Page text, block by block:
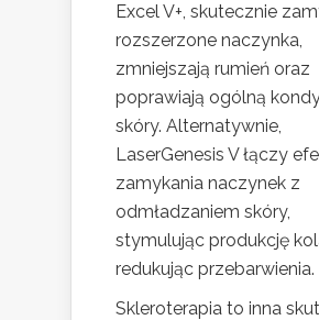
Excel V+, skutecznie
rozszerzone naczynka,
zmniejszają rumień oraz
poprawiają ogólną
skóry. Alternatywnie,
LaserGenesis V łączy
zamykania naczynek z
odmładzaniem skóry,
stymulując produkcję
redukując przebarwienia.
Skleroterapia to inna